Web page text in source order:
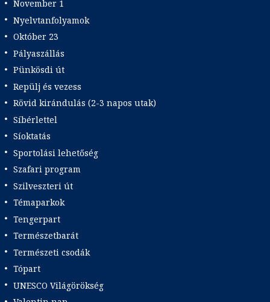
November 1
Nyelvtanfolyamok
Október 23
Pályaszállás
Pünkösdi út
Repülj és vezess
Rövid kirándulás (2-3 napos utak)
Síbérlettel
Síoktatás
Sportolási lehetőség
Szafari program
Szilveszteri út
Témaparkok
Tengerpart
Természetbarát
Természeti csodák
Tópart
UNESCO Világörökség